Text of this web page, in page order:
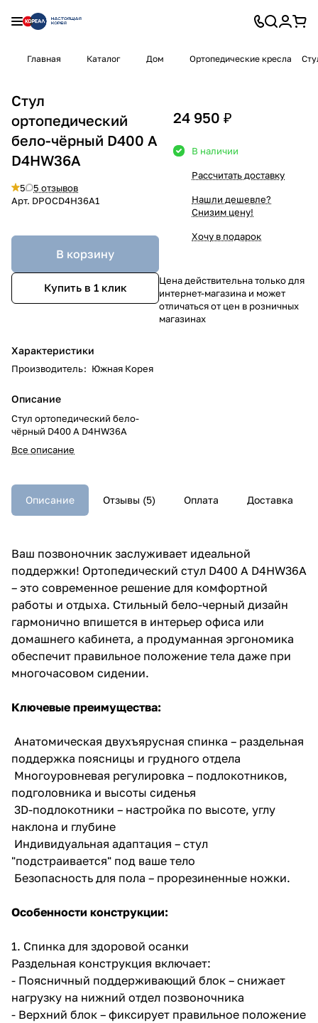
Главная Каталог Дом Ортопедические кресла
Стул
ортопедический
бело-чёрный D400 A
D4HW36A
5
5 отзывов
Арт. DPOCD4H36A1
В корзину
Купить в 1 клик
Характеристики
Производитель: Южная Корея
Описание
Стул ортопедический бело-
чёрный D400 A D4HW36A
Все описание
24 950 ₽
В наличии
Рассчитать доставку
Нашли дешевле?
Снизим цену!
Хочу в подарок
Цена действительна только для
интернет-магазина и может
отличаться от цен в розничных
магазинах
Описание Отзывы (5) Оплата Доставка
Ваш позвоночник заслуживает идеальной
поддержки! Ортопедический стул D400 A D4HW36A
– это современное решение для комфортной
работы и отдыха. Стильный бело-черный дизайн
гармонично впишется в интерьер офиса или
домашнего кабинета, а продуманная эргономика
обеспечит правильное положение тела даже при
многочасовом сидении.
Ключевые преимущества:
Анатомическая двухъярусная спинка – раздельная
поддержка поясницы и грудного отдела
Многоуровневая регулировка – подлокотников,
подголовника и высоты сиденья
3D-подлокотники – настройка по высоте, углу
наклона и глубине
Индивидуальная адаптация – стул
"подстраивается" под ваше тело
Безопасность для пола – прорезиненные ножки.
Особенности конструкции:
1. Спинка для здоровой осанки
Раздельная конструкция включает:
- Поясничный поддерживающий блок – снижает
нагрузку на нижний отдел позвоночника
- Верхний блок – фиксирует правильное положение